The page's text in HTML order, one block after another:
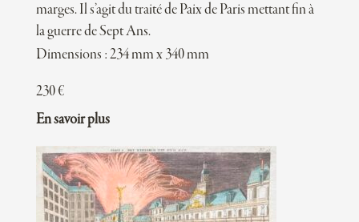
marges. Il s’agit du traité de Paix de Paris mettant fin à
la guerre de Sept Ans.
Dimensions : 234 mm x 340 mm
230€
En savoir plus